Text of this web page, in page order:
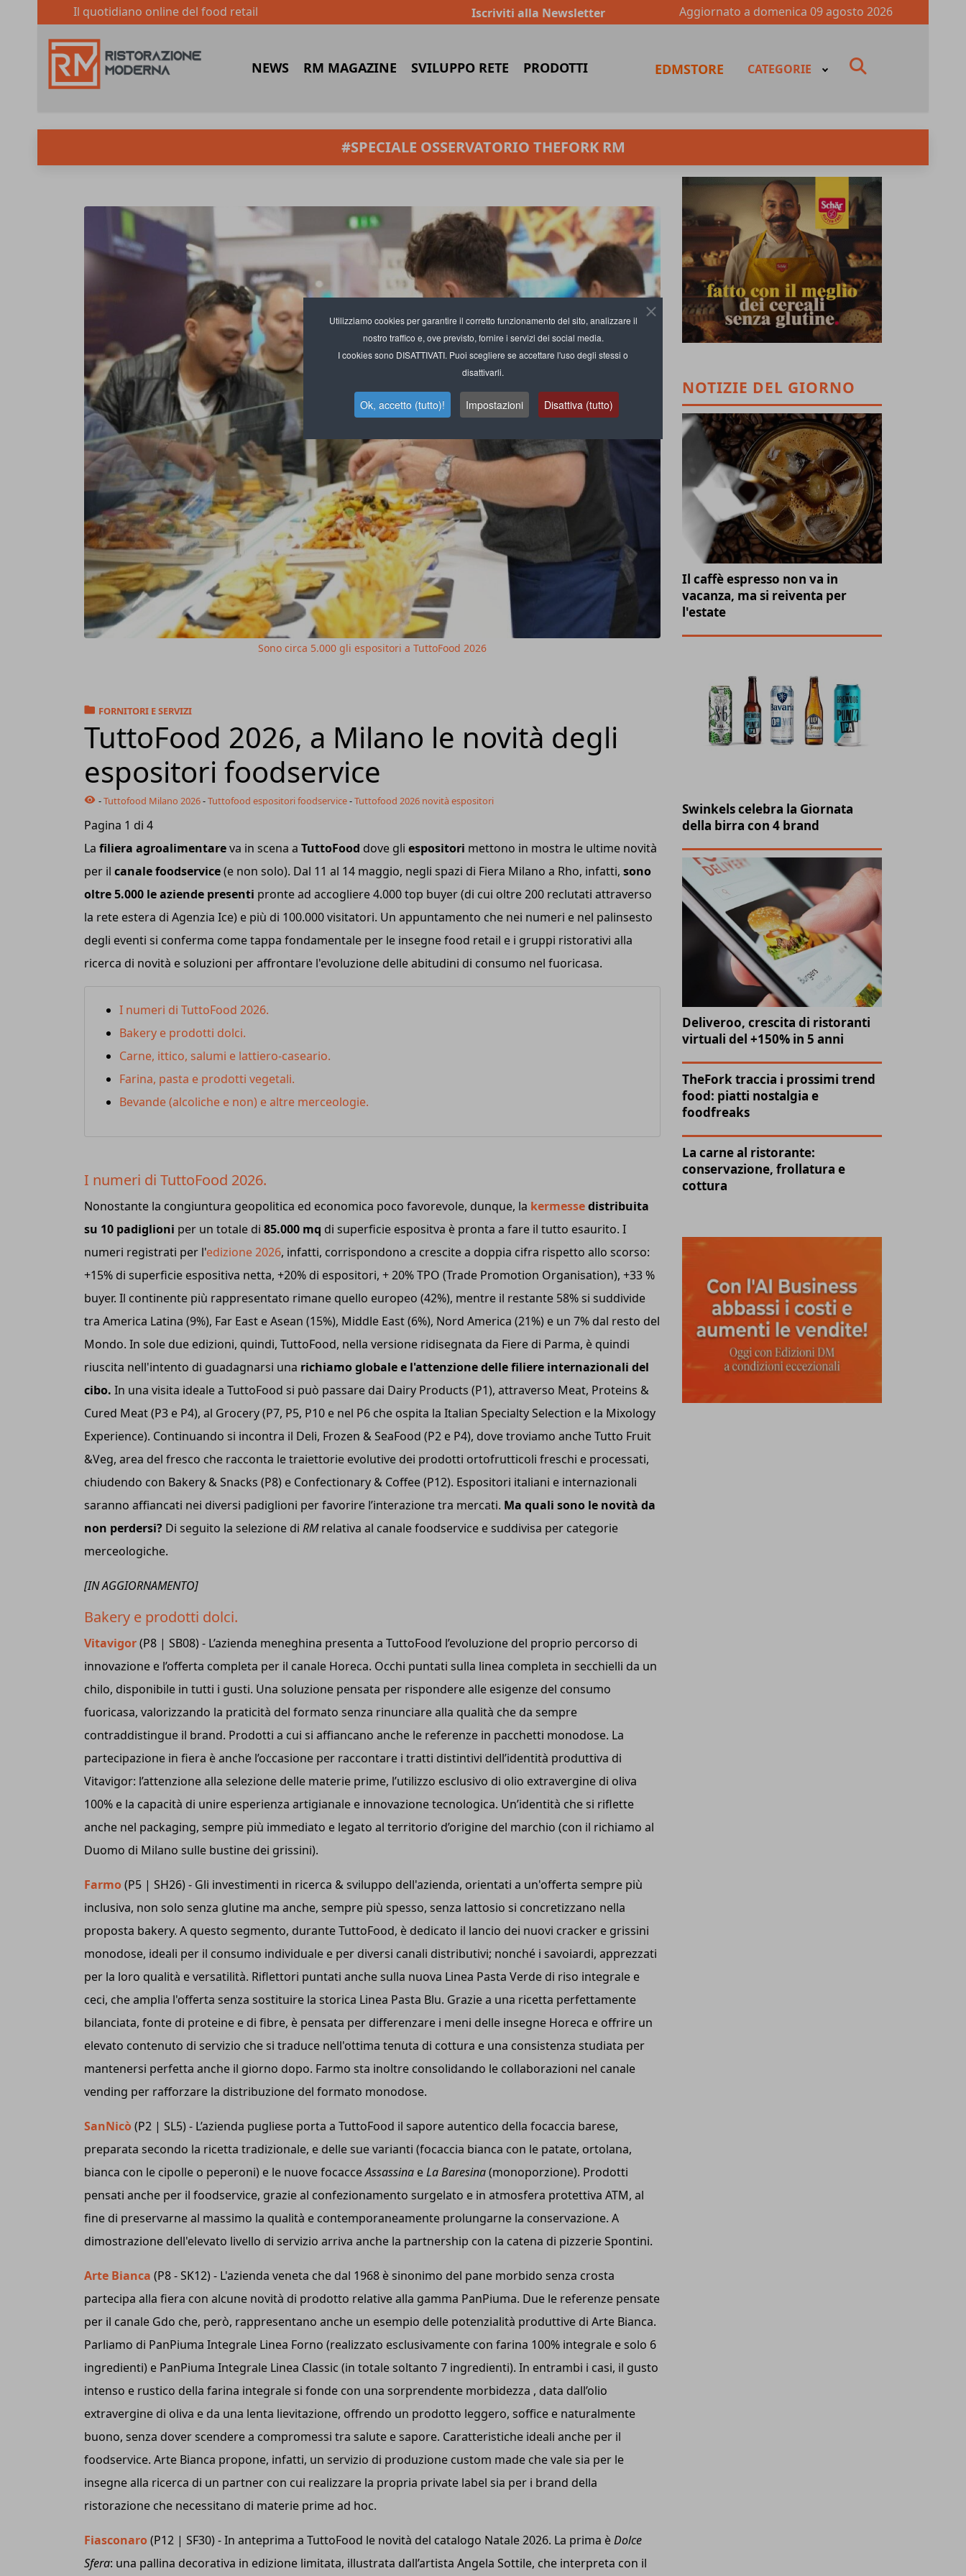
Utilizziamo cookies per garantire il corretto funzionamento del sito, analizzare il
nostro traffico e, ove previsto, fornire i servizi dei social media.
I cookies sono DISATTIVATI. Puoi scegliere se accettare l'uso degli stessi o
disattivarli.
Ok, accetto (tutto)! Impostazioni Disattiva (tutto)
Il quotidiano online del food retail Iscriviti alla Newsletter Aggiornato a domenica 09 agosto 2026
NEWS RM MAGAZINE SVILUPPO RETE PRODOTTI EDMSTORE CATEGORIE
#SPECIALE OSSERVATORIO THEFORK RM
Sono circa 5.000 gli espositori a TuttoFood 2026
FORNITORI E SERVIZI
TuttoFood 2026, a Milano le novità degli
espositori foodservice
-Tuttofood Milano 2026-Tuttofood espositori foodservice-Tuttofood 2026 novità espositori
Pagina 1 di 4
La filiera agroalimentareva in scena a TuttoFood dove gli espositori mettono in mostra le ultime novità
per il canale foodservice(e non solo). Dal 11 al 14 maggio, negli spazi di Fiera Milano a Rho, infatti, sono
oltre 5.000 le aziende presenti pronte ad accogliere 4.000 top buyer (di cui oltre 200 reclutati attraverso
la rete estera di Agenzia Ice) e più di 100.000 visitatori. Un appuntamento che nei numeri e nel palinsesto
degli eventi si conferma come tappa fondamentale per le insegne food retail e i gruppi ristorativi alla
ricerca di novità e soluzioni per affrontare l'evoluzione delle abitudini di consumo nel fuoricasa.
I numeri di TuttoFood 2026.
Bakery e prodotti dolci.
Carne, ittico, salumi e lattiero-caseario.
Farina, pasta e prodotti vegetali.
Bevande (alcoliche e non) e altre merceologie.
I numeri di TuttoFood 2026.
Nonostante la congiuntura geopolitica ed economica poco favorevole, dunque, la kermessedistribuita
su 10 padiglioni per un totale di 85.000 mq di superficie espositva è pronta a fare il tutto esaurito. I
numeri registrati per l'edizione 2026, infatti, corrispondono a crescite a doppia cifra rispetto allo scorso:
+15% di superficie espositiva netta, +20% di espositori, + 20% TPO (Trade Promotion Organisation), +33 %
buyer. Il continente più rappresentato rimane quello europeo (42%), mentre il restante 58% si suddivide
tra America Latina (9%), Far East e Asean (15%), Middle East (6%), Nord America (21%) e un 7% dal resto del
Mondo. In sole due edizioni, quindi, TuttoFood, nella versione ridisegnata da Fiere di Parma, è quindi
riuscita nell'intento di guadagnarsi una richiamo globale e l'attenzione delle filiere internazionali del
cibo. In una visita ideale a TuttoFood si può passare dai Dairy Products (P1), attraverso Meat, Proteins &
Cured Meat (P3 e P4), al Grocery (P7, P5, P10 e nel P6 che ospita la Italian Specialty Selection e la Mixology
Experience). Continuando si incontra il Deli, Frozen & SeaFood (P2 e P4), dove troviamo anche Tutto Fruit
&Veg, area del fresco che racconta le traiettorie evolutive dei prodotti ortofrutticoli freschi e processati,
chiudendo con Bakery & Snacks (P8) e Confectionary & Coffee (P12). Espositori italiani e internazionali
saranno affiancati nei diversi padiglioni per favorire l’interazione tra mercati. Ma quali sono le novità da
non perdersi? Di seguito la selezione di RMrelativa al canale foodservice esuddivisa per categorie
merceologiche.
[IN AGGIORNAMENTO]
Bakery e prodotti dolci.
Vitavigor(P8 | SB08) - L’azienda meneghina presenta a TuttoFood l’evoluzione del proprio percorso di
innovazione e l’offerta completa per il canale Horeca. Occhi puntati sulla linea completa in secchielli da un
chilo, disponibile in tutti i gusti. Una soluzione pensata per rispondere alle esigenze del consumo
fuoricasa, valorizzando la praticità del formato senza rinunciare alla qualità che da sempre
contraddistingue il brand. Prodotti a cui si affiancano anche le referenze in pacchetti monodose. La
partecipazione in fiera è anche l’occasione per raccontare i tratti distintivi dell’identità produttiva di
Vitavigor: l’attenzione alla selezione delle materie prime, l’utilizzo esclusivo di olio extravergine di oliva
100% e la capacità di unire esperienza artigianale e innovazione tecnologica. Un’identità che si riflette
anche nel packaging, sempre più immediato e legato al territorio d’origine del marchio (con il richiamo al
Duomo di Milano sulle bustine dei grissini).
Farmo (P5 | SH26) - Gli investimenti in ricerca & sviluppo dell'azienda, orientati a un'offerta sempre più
inclusiva, non solo senza glutine ma anche, sempre più spesso, senza lattosio si concretizzano nella
proposta bakery. A questo segmento, durante TuttoFood, è dedicato il lancio dei nuovi cracker e grissini
monodose, ideali per il consumo individuale e per diversi canali distributivi; nonché i savoiardi, apprezzati
per la loro qualità e versatilità. Riflettori puntati anche sulla nuova Linea Pasta Verde di riso integrale e
ceci, che amplia l'offerta senza sostituire la storica Linea Pasta Blu. Grazie a una ricetta perfettamente
bilanciata, fonte di proteine e di fibre, è pensata per differenzare i meni delle insegne Horeca e offrire un
elevato contenuto di servizio che si traduce nell'ottima tenuta di cottura e una consistenza studiata per
mantenersi perfetta anche il giorno dopo. Farmo sta inoltre consolidando le collaborazioni nel canale
vending per rafforzare la distribuzione del formato monodose.
SanNicò (P2 | SL5) - L’azienda pugliese porta a TuttoFood il sapore autentico della focaccia barese,
preparata secondo la ricetta tradizionale, e delle sue varianti (focaccia bianca con le patate, ortolana,
bianca con le cipolle o peperoni) e le nuove focacceAssassina eLa Baresina(monoporzione). Prodotti
pensati anche per il foodservice, grazie al confezionamento surgelato e in atmosfera protettiva ATM, al
fine di preservarne al massimo la qualità e contemporaneamente prolungarne la conservazione. A
dimostrazione dell'elevato livello di servizio arriva anche la partnership con la catena di pizzerie Spontini.
Arte Bianca (P8 - SK12) - L'azienda veneta che dal 1968 è sinonimo del pane morbido senza crosta
partecipa alla fiera con alcune novità di prodotto relative alla gamma PanPiuma. Due le referenze pensate
per il canale Gdo che, però, rappresentano anche un esempio delle potenzialità produttive di Arte Bianca.
Parliamo di PanPiuma Integrale Linea Forno (realizzato esclusivamente con farina 100% integrale e solo 6
ingredienti) e PanPiuma Integrale Linea Classic (in totale soltanto 7 ingredienti). In entrambi i casi, il gusto
intenso e rustico della farina integrale si fonde con una sorprendente morbidezza , data dall’olio
extravergine di oliva e da una lenta lievitazione, offrendo un prodotto leggero, soffice e naturalmente
buono, senza dover scendere a compromessi tra salute e sapore. Caratteristiche ideali anche per il
foodservice. Arte Bianca propone, infatti, un servizio di produzione custom made che vale sia per le
insegne alla ricerca di un partner con cui realizzare la propria private label sia per i brand della
ristorazione che necessitano di materie prime ad hoc.
Fiasconaro (P12 | SF30) - In anteprima a TuttoFood le novità del catalogo Natale 2026. La prima èDolce
Sfera: una pallina decorativa in edizione limitata, illustrata dall’artista Angela Sottile, che interpreta con il
NOTIZIE DEL GIORNO
Il caffè espresso non va in
vacanza, ma si reiventa per
l'estate
Swinkels celebra la Giornata
della birra con 4 brand
Deliveroo, crescita di ristoranti
virtuali del +150% in 5 anni
TheFork traccia i prossimi trend
food: piatti nostalgia e
foodfreaks
La carne al ristorante:
conservazione, frollatura e
cottura